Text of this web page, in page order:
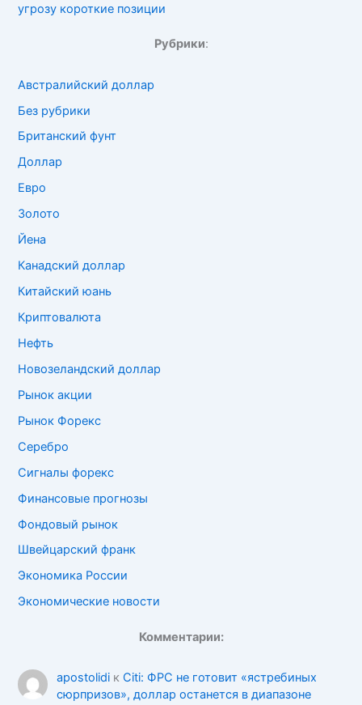
угрозу короткие позиции
Рубрики:
Австралийский доллар
Без рубрики
Британский фунт
Доллар
Евро
Золото
Йена
Канадский доллар
Китайский юань
Криптовалюта
Нефть
Новозеландский доллар
Рынок акции
Рынок Форекс
Серебро
Сигналы форекс
Финансовые прогнозы
Фондовый рынок
Швейцарский франк
Экономика России
Экономические новости
Комментарии:
apostolidiк Citi: ФРС не готовит «ястребиных
сюрпризов», доллар останется в диапазоне